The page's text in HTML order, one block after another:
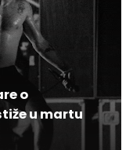
o
u martu